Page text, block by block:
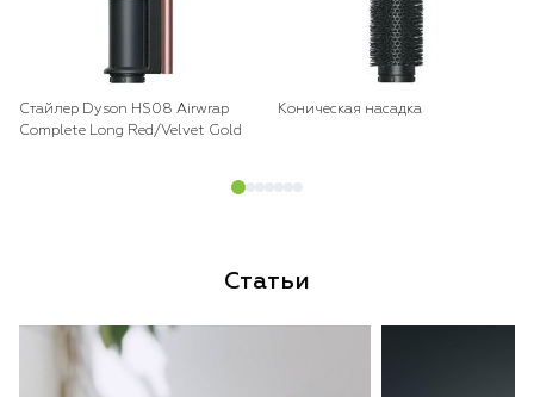
Стайлер Dyson HS08 Airwrap
Complete Long Red/Velvet Gold
Коническая насадка
Статьи